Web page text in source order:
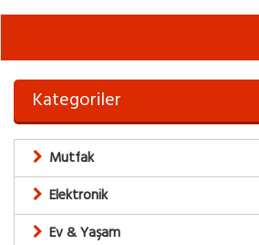
Kategoriler
Mutfak
Elektronik
Ev & Yaşam